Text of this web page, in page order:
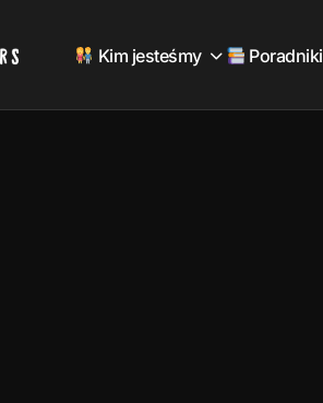
Kim jesteśmy Poradniki